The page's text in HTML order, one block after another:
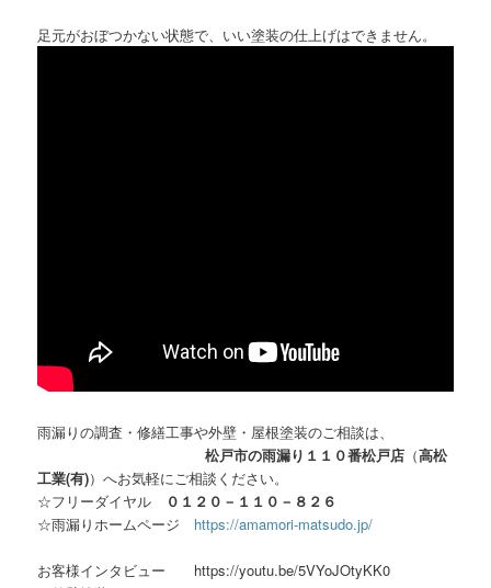
足元がおぼつかない状態で、いい塗装の仕上げはできません。
雨漏りの調査・修繕工事や外壁・屋根塗装のご相談は、
松戸市の雨漏り１１０番松戸店 （高松
工業(有)）へお気軽にご相談ください。
☆フリーダイヤル
０１２０－１１０－８２６
☆雨漏りホームページ https://amamori-matsudo.jp/
お客様インタビュー https://youtu.be/5VYoJOtyKK0